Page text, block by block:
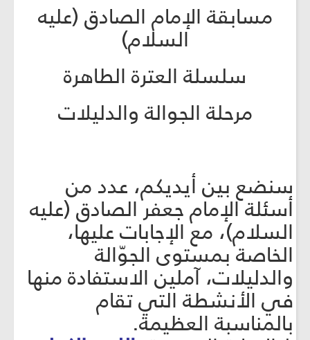
مسابقة الإمام الصادق (عليه
السلام)
سلسلة العترة الطاهرة
مرحلة الجوالة والدليلات
سنضع بين أيديكم، عدد من
أسئلة الإمام جعفر الصادق (عليه
السلام)، مع الإجابات عليها،
الخاصة بمستوى الجوّالة
والدليلات، آملين الاستفادة منها
في الأنشطة التي تقام
بالمناسبة العظيمة.